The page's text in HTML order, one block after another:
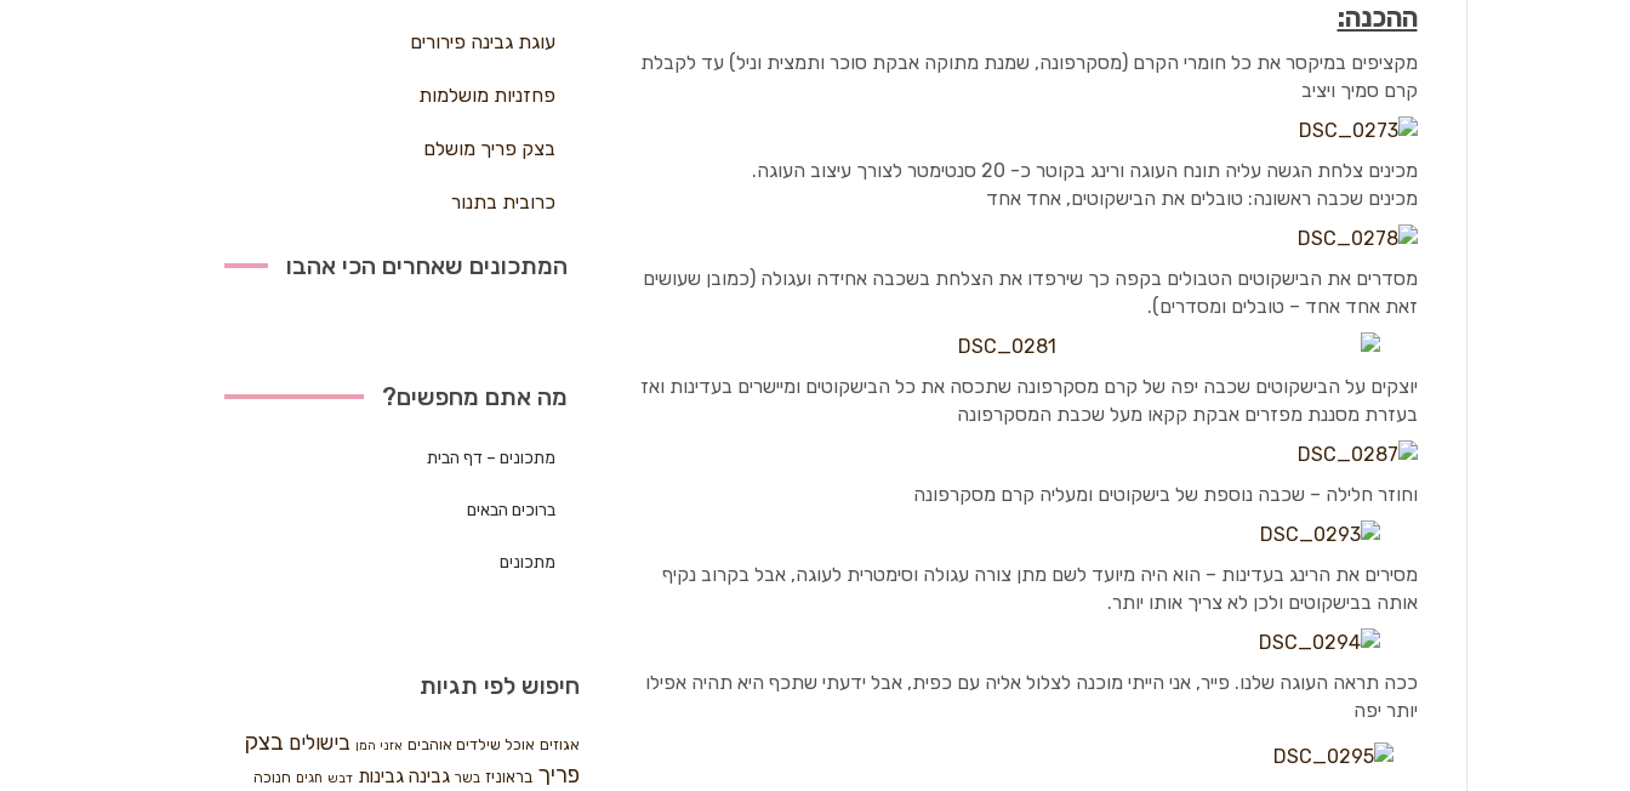
ההכנה:
מקציפים במיקסר את כל חומרי הקרם (מסקרפונה, שמנת מתוקה אבקת סוכר ותמצית וניל) עד לקבלת
קרם סמיך ויציב
מכינים צלחת הגשה עליה תונח העוגה ורינג בקוטר כ- 20 סנטימטר לצורך עיצוב העוגה.
מכינים שכבה ראשונה: טובלים את הבישקוטים, אחד אחד
מסדרים את הבישקוטים הטבולים בקפה כך שירפדו את הצלחת בשכבה אחידה ועגולה (כמובן שעושים
זאת אחד אחד – טובלים ומסדרים).
יוצקים על הבישקוטים שכבה יפה של קרם מסקרפונה שתכסה את כל הבישקוטים ומיישרים בעדינות ואז
בעזרת מסננת מפזרים אבקת קקאו מעל שכבת המסקרפונה
וחוזר חלילה – שכבה נוספת של בישקוטים ומעליה קרם מסקרפונה
מסירים את הרינג בעדינות – הוא היה מיועד לשם מתן צורה עגולה וסימטרית לעוגה, אבל בקרוב נקיף
אותה בבישקוטים ולכן לא צריך אותו יותר.
ככה תראה העוגה שלנו. פייר, אני הייתי מוכנה לצלול אליה עם כפית, אבל ידעתי שתכף היא תהיה אפילו
יותר יפה
עוגת גבינה פירורים
פחזניות מושלמות
בצק פריך מושלם
כרובית בתנור
המתכונים שאחרים הכי אהבו
מה אתם מחפשים?
מתכונים – דף הבית
ברוכים הבאים
מתכונים
חיפוש לפי תגיות
אגוזים אוכל שילדים אוהבים אזני המן בישולים בצק
פריך בראוניז בשר גבינה גבינות דבש חגים חנוכה